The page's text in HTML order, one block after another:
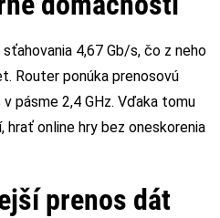
4,67 Gb/s, čo z neho
Router ponúka prenosovú
pásme 2,4 GHz. Vďaka tomu
online hry bez oneskorenia
prenos dát